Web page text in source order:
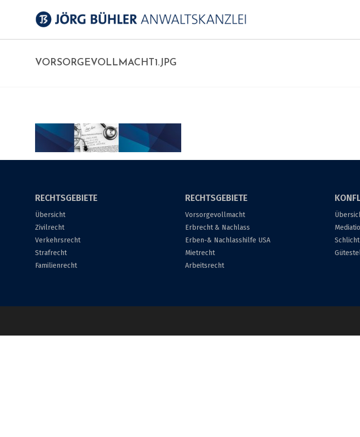
VORSORGEVOLLMACHT1.JPG
RECHTSGEBIETE
Übersicht
Zivilrecht
Verkehrsrecht
Strafrecht
Familienrecht
RECHTSGEBIETE
Vorsorgevollmacht
Erbrecht & Nachlass
Erben-& Nachlasshilfe USA
Mietrecht
Arbeitsrecht